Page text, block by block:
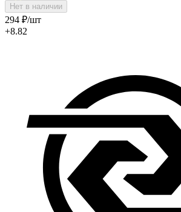
Нет в наличии
294 ₽/шт
+8.82